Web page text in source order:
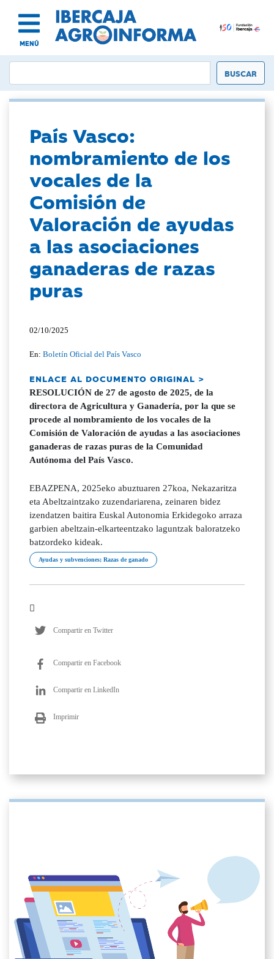
MENÚ
País Vasco:
nombramiento de los
vocales de la
Comisión de
Valoración de ayudas
a las asociaciones
ganaderas de razas
puras
02/10/2025
En:Boletín Oficial del País Vasco
ENLACE AL DOCUMENTO ORIGINAL >
RESOLUCIÓN de 27 de agosto de 2025, de la
directora de Agricultura y Ganadería, por la que se
procede al nombramiento de los vocales de la
Comisión de Valoración de ayudas a las asociaciones
ganaderas de razas puras de la Comunidad
Autónoma del País Vasco.
EBAZPENA, 2025eko abuztuaren 27koa, Nekazaritza
eta Abeltzaintzako zuzendariarena, zeinaren bidez
izendatzen baitira Euskal Autonomia Erkidegoko arraza
garbien abeltzain-elkarteentzako laguntzak baloratzeko
batzordeko kideak.
Ayudas y subvenciones; Razas de ganado
Compartir en Twitter
Compartir en Facebook
Compartir en LinkedIn
Imprimir